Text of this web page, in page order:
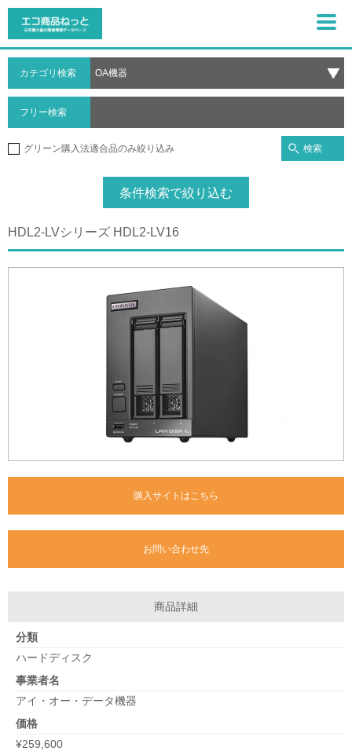
カテゴリ検索
フリー検索
グリーン購入法適合品のみ絞り込み 検索
条件検索で絞り込む
HDL2-LVシリーズ HDL2-LV16
購入サイトはこちら
お問い合わせ先
商品詳細
分類
ハードディスク
事業者名
アイ・オー・データ機器
価格
¥259,600